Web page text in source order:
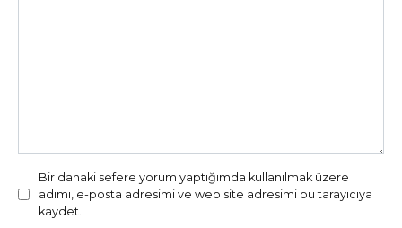
Bir dahaki sefere yorum yaptığımda kullanılmak üzere
adımı, e-posta adresimi ve web site adresimi bu tarayıcıya
kaydet.